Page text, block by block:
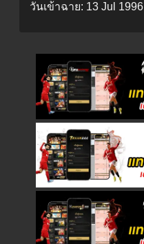
วันเข้าฉาย: 13 Jul 1996